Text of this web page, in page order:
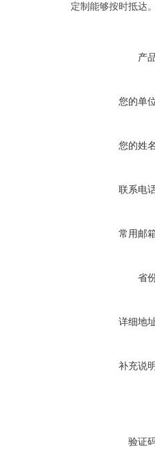
定制能够按时抵达
产
您的单
您的姓
联系电
常用邮
省
详细地
补充说
验证